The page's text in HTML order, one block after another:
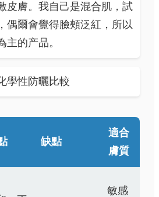
皮膚。我自己是混合肌，試
偶爾會覺得臉頰泛紅，所以
主的产品。
學性防曬比較
缺點
適合
膚質
敏感